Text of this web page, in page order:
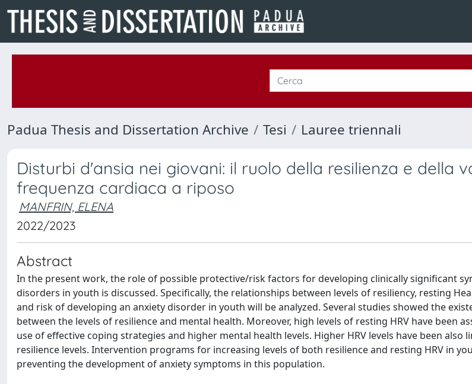
Padua Thesis and Dissertation Archive Tesi Lauree triennali
Disturbi d'ansia nei giovani: il ruolo della resilienza e della
frequenza cardiaca a riposo
MANFRIN, ELENA
2022/2023
Abstract
In the present work, the role of possible protective/risk factors for developing clinically significant
disorders in youth is discussed. Specifically, the relationships between levels of resiliency, resting
and risk of developing an anxiety disorder in youth will be analyzed. Several studies showed the
between the levels of resilience and mental health. Moreover, high levels of resting HRV have been
use of effective coping strategies and higher mental health levels. Higher HRV levels have been also
resilience levels. Intervention programs for increasing levels of both resilience and resting HRV in
preventing the development of anxiety symptoms in this population.